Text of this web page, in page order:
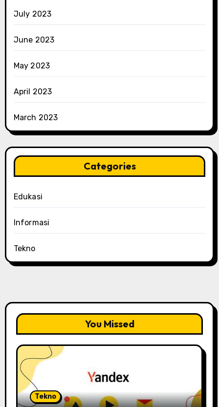
July 2023
June 2023
May 2023
April 2023
March 2023
Categories
Edukasi
Informasi
Tekno
You Missed
Tekno